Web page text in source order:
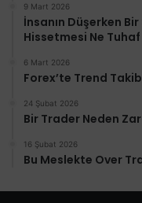
9 Mart 2026
İnsanın Düşerken
Hissetmesi Ne Tuhaf
6 Mart 2026
Forex’te Trend
24 Şubat 2026
Bir Trader Neden
16 Şubat 2026
Bu Meslekte Over